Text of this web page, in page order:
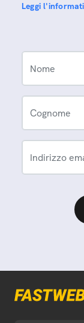
Leggi
Nome
Cognome
Indirizzo